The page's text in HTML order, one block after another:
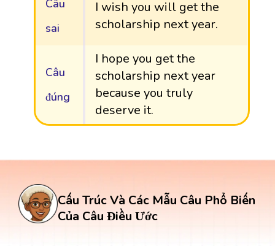
Câu
sai
I wish you will get the
scholarship next year.
Câu
đúng
I hope you get the
scholarship next year
because you truly
deserve it.
Cấu Trúc Và Các Mẫu Câu Phổ Biến
Của Câu Điều Ước